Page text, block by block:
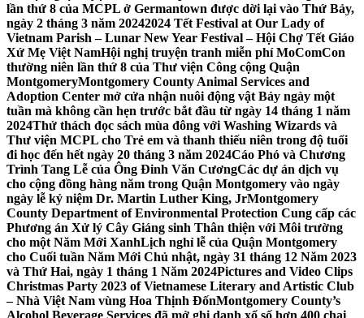
lần thứ 8 của MCPL ở Germantown được dời lại vào Thứ Bảy,
ngày 2 tháng 3 năm 20242024 Tết Festival at Our Lady of
Vietnam Parish – Lunar New Year Festival – Hội Chợ Tết Giáo
Xứ Mẹ Việt NamHội nghị truyện tranh miễn phí MoComCon
thường niên lần thứ 8 của Thư viện Công cộng Quận
MontgomeryMontgomery County Animal Services and
Adoption Center mở cửa nhận nuôi động vật Bảy ngày một
tuần mà không cần hẹn trước bắt đầu từ ngày 14 tháng 1 năm
2024Thử thách đọc sách mùa đông với Washing Wizards và
Thư viện MCPL cho Trẻ em và thanh thiếu niên trong độ tuổi
đi học đến hết ngày 20 tháng 3 năm 2024Cáo Phó và Chương
Trình Tang Lễ của Ông Đinh Văn CươngCác dự án dịch vụ
cho cộng đồng hàng năm trong Quận Montgomery vào ngày
ngày lễ kỷ niệm Dr. Martin Luther King, JrMontgomery
County Department of Environmental Protection Cung cấp các
Phương án Xử lý Cây Giáng sinh Thân thiện với Môi trường
cho một Năm Mới XanhLịch nghỉ lễ của Quận Montgomery
cho Cuối tuần Năm Mới Chủ nhật, ngày 31 tháng 12 Năm 2023
và Thứ Hai, ngày 1 tháng 1 Năm 2024Pictures and Video Clips
Christmas Party 2023 of Vietnamese Literary and Artistic Club
– Nhà Việt Nam vùng Hoa Thịnh ĐốnMontgomery County’s
Alcohol Beverage Services đã mở ghi danh xổ số hơn 400 chai